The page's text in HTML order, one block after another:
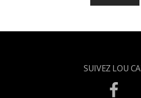
SUIVEZ LOU